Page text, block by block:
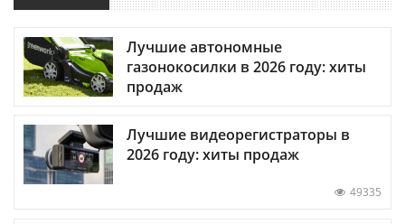
Лучшие автономные
газонокосилки в 2026 году: хиты
продаж
Лучшие видеорегистраторы в
2026 году: хиты продаж
49335